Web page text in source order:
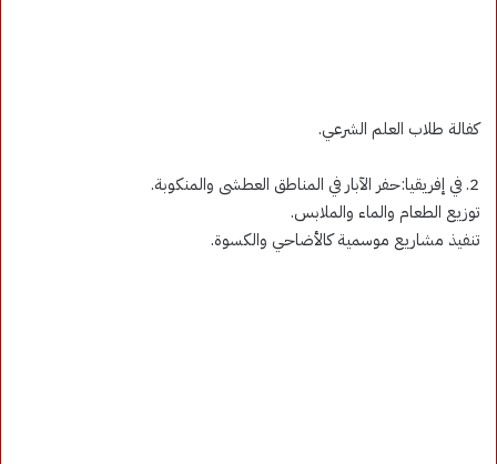
كفالة طلاب العلم الشرعي.
2. في إفريقيا:حفر الآبار في المناطق العطشى والمنكوبة.
توزيع الطعام والماء والملابس.
تنفيذ مشاريع موسمية كالأضاحي والكسوة.